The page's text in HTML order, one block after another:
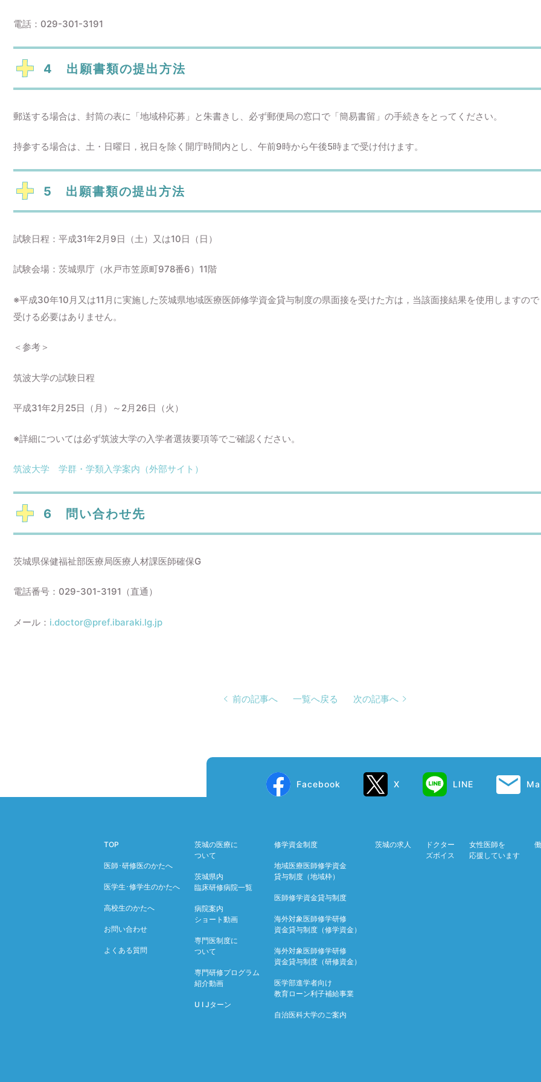
電話：029-301-3191
4 出願書類の提出方法
郵送する場合は、封筒の表に「地域枠応募」と朱書きし、必ず郵便局の窓口で「簡易書留」の手続きをとってください。
持参する場合は、土・日曜日，祝日を除く開庁時間内とし、午前9時から午後5時まで受け付けます。
5 出願書類の提出方法
試験日程：平成31年2月9日（土）又は10日（日）
試験会場：茨城県庁（水戸市笠原町978番6）11階
※平成30年10月又は11月に実施した茨城県地域医療医師修学資金貸与制度の県面接を受けた方は，当該面接結果を使用しますの
受ける必要はありません。
＜参考＞
筑波大学の試験日程
平成31年2月25日（月）～2月26日（火）
※詳細については必ず筑波大学の入学者選抜要項等でご確認ください。
筑波大学 学群・学類入学案内（外部サイト）
6 問い合わせ先
茨城県保健福祉部医療局医療人材課医師確保G
電話番号：029-301-3191（直通）
メール： i.doctor@pref.ibaraki.lg.jp
前の記事へ 一覧へ戻る 次の記事へ
Facebook X LINE
TOP
医師･研修医のかたへ
医学生･修学生のかたへ
高校生のかたへ
お問い合わせ
よくある質問
茨城の医療に
ついて
茨城県内
臨床研修病院一覧
病院案内
ショート動画
専門医制度に
ついて
専門研修プログラム
紹介動画
U I Jターン
修学資金制度
地域医療医師修学資金
貸与制度（地域枠）
医師修学資金貸与制度
海外対象医師修学研修
資金貸与制度（修学資金）
海外対象医師修学研修
資金貸与制度（研修資金）
医学部進学者向け
教育ローン利子補給事業
自治医科大学のご案内
茨城の求人
ドクター
ズボイス
女性医師を
応援しています